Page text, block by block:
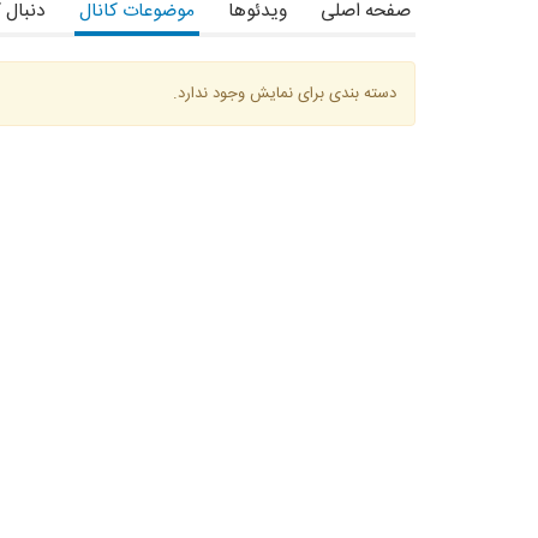
صفحه اصلی ویدئوها موضوعات کانال
دسته بندی برای نمایش وجود ندارد.